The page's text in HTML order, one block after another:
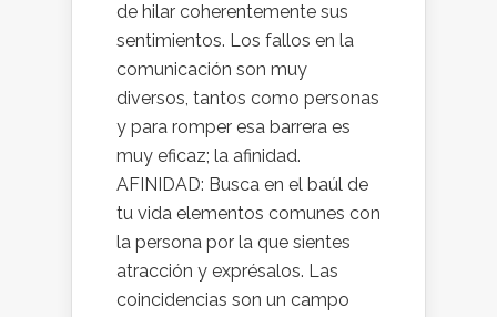
de hilar coherentemente sus
sentimientos. Los fallos en la
comunicación son muy
diversos, tantos como personas
y para romper esa barrera es
muy eficaz; la afinidad.
AFINIDAD: Busca en el baúl de
tu vida elementos comunes con
la persona por la que sientes
atracción y exprésalos. Las
coincidencias son un campo